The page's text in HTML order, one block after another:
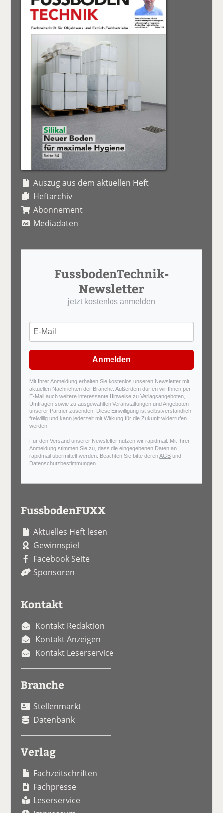
Auszug aus dem aktuellen Heft
Heftarchiv
Abonnement
Mediadaten
FussbodenTechnik-
Newsletter
jetzt kostenlos anmelden
Anmelden
Mit Ihrer Anmeldung erhalten Sie kostenlos unseren Newsletter mit
aktuellen Nachrichten der Branche. Außerdem dürfen wir Ihnen per
E-Mail auch weitere interessante Hinweise zu Verlagsangeboten,
Umfragen sowie zu ausgewählten Veranstaltungen und Angeboten
unserer Partner zusenden. Diese Einwilligung ist selbstverständlich
freiwillig und kann jederzeit mit Wirkung für die Zukunft widerrufen
werden.
Für den Versand unserer Newsletter nutzen wir rapidmail. Mit Ihrer
Anmeldung stimmen Sie zu, dass die eingegebenen Daten an
rapidmail übermittelt werden. Beachten Sie bitte derenAGB und
Datenschutzbestimmungen
FussbodenFUXX
Aktuelles Heft lesen
Gewinnspiel
Facebook Seite
Sponsoren
Kontakt
Kontakt Redaktion
Kontakt Anzeigen
Kontakt Leserservice
Branche
Stellenmarkt
Datenbank
Verlag
Fachzeitschriften
Fachpresse
Leserservice